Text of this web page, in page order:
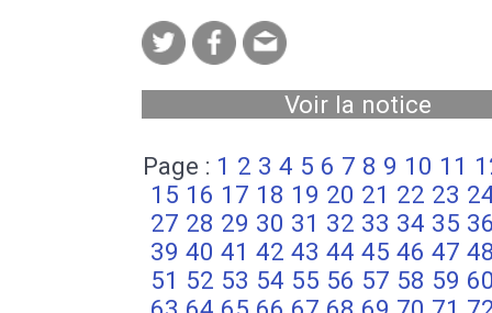
Voir la notice
Page : 1 2 3 4 5 6 7 8 9 10 11
15 16 17 18 19 20 21 22 23
27 28 29 30 31 32 33 34 35
39 40 41 42 43 44 45 46 47
51 52 53 54 55 56 57 58 59